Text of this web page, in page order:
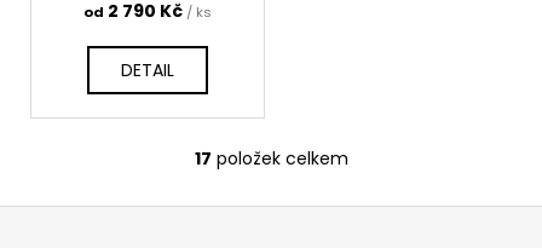
od 2 790 Kč / ks
DETAIL
O
v
17 položek celkem
Z